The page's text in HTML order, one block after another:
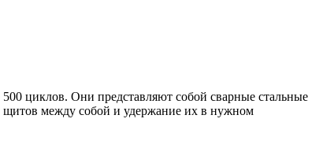
циклов. Они представляют собой сварные стальные
щитов между собой и удержание их в нужном